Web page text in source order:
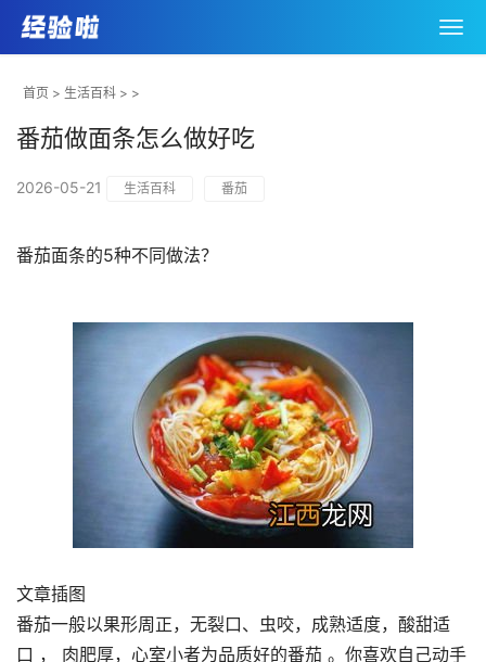
首页 > 生活百科 > >
番茄做面条怎么做好吃
2026-05-21 生活百科 番茄
番茄面条的5种不同做法？
文章插图
番茄一般以果形周正，无裂口、虫咬，成熟适度，酸甜适
口 ， 肉肥厚，心室小者为品质好的番茄 。你喜欢自己动手